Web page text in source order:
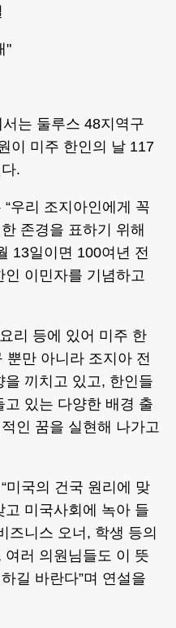
"
는 둘루스 48지역구
이 미주 한인의 날 117
.
우리 조지아인에게 꼭
존경을 표하기 위해
13일이면 100여년 전
이민자를 기념하고
리 등에 있어 미주 한
뿐만 아니라 조지아 전
끼치고 있고, 한인들
있는 다양한 배경 출
인 꿈을 실현해 나가고
미국의 건국 원리에 맞
미국사회에 녹아 들
즈니스 오너, 학생 등의
러 의원님들도 이 뜻
길 바란다”며 연설을